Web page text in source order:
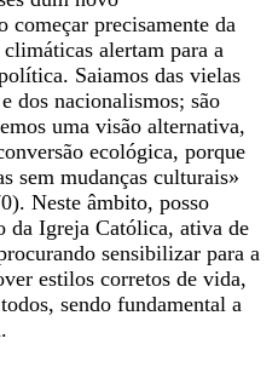
precisamente da
alertam para a
Saiamos das vielas
dos nacionalismos; são
uma visão alternativa,
ecológica, porque
sem mudanças culturais»
Neste âmbito, posso
da Igreja Católica, ativa de
sensibilizar para a
estilos corretos de vida,
sendo fundamental a